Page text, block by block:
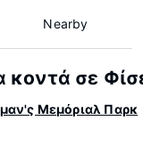
Nearby
κοντά σε
Μεμόριαλ Παρκ